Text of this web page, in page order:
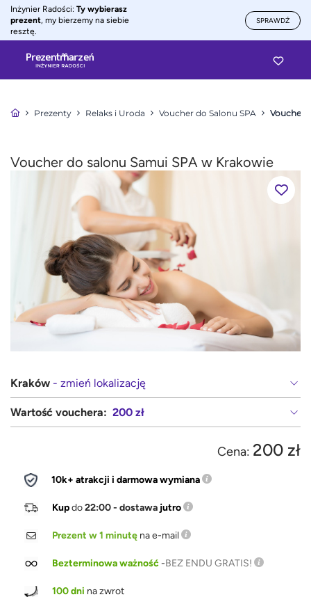
Inżynier Radości: Ty wybierasz
prezent, my bierzemy na siebie
resztę.
SPRAWDŹ
Prezenty Relaks i Uroda Voucher do Salonu SPA Voucher
Voucher do salonu Samui SPA w Krakowie
Kraków - zmień lokalizację
Wartość vouchera: 200 zł
Cena: 200 zł
10k+ atrakcji i darmowa wymiana
Kupdo22:00 - dostawa jutro
Prezent w 1 minutę na e-mail
Bezterminowa ważność-BEZ ENDU GRATIS!
100 dni na zwrot